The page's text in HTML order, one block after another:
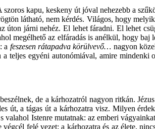
kapu, keskeny út jóval nehezebb a
látható, nem kérdés. Világos, hogy
úton járni nehéz. El lehet fáradni. El lehet
megélhető az elfáradás is anélkül, hogy baj
a feszesen rátapadva körülvevő… nagyon
a teljes egyéni autonómiával, amire
de a kárhozatról nagyon ritkán.
út, a tágas út a kárhozatra visz. Milyen
Istenre mutatnak: az emberi
felé vezet: a kárhozatra és az élete,